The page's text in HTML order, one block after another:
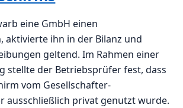
eine GmbH einen
aktivierte ihn in der Bilanz und
geltend. Im Rahmen einer
stellte der Betriebsprüfer fest, dass
vom Gesellschafter-
ausschließlich privat genutzt wurde.